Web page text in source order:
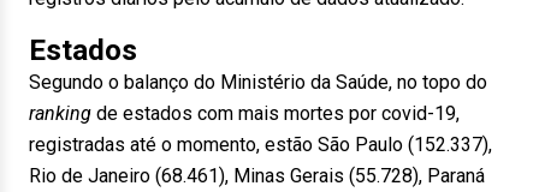
Estados
Segundo o balanço do Ministério da Saúde, no topo do
ranking de estados com mais mortes por covid-19,
registradas até o momento, estão São Paulo (152.337),
Rio de Janeiro (68.461), Minas Gerais (55.728), Paraná